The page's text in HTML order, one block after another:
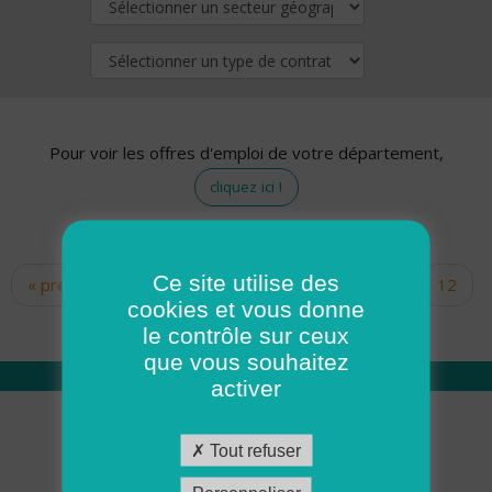
Pour voir les offres d'emploi de votre département,
cliquez ici !
Pages
« premier ‹ précédent … 10
12
14 15 16 17
Qui sommes nous
Académie ADMR
Ce site utilise des
cookies et vous donne
le contrôle sur ceux
que vous souhaitez
activer
Tout refuser